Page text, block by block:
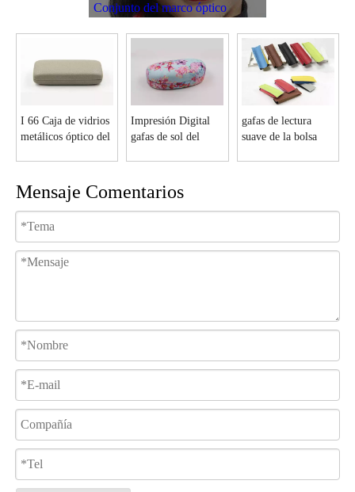
Conjunto del marco óptico
I 66 Caja de vidrios
metálicos óptico del
Impresión Digital
gafas de sol del
I6163
gafas de lectura
suave de la bolsa
Mensaje Comentarios